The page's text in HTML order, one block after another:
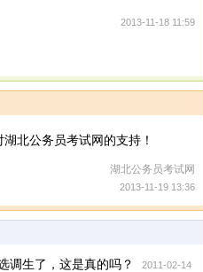
2013-11-18 11:59
北公务员考试网的支持！
湖北公务员考试网
2013-11-19 13:36
调生了，这是真的吗？ 2011-02-14